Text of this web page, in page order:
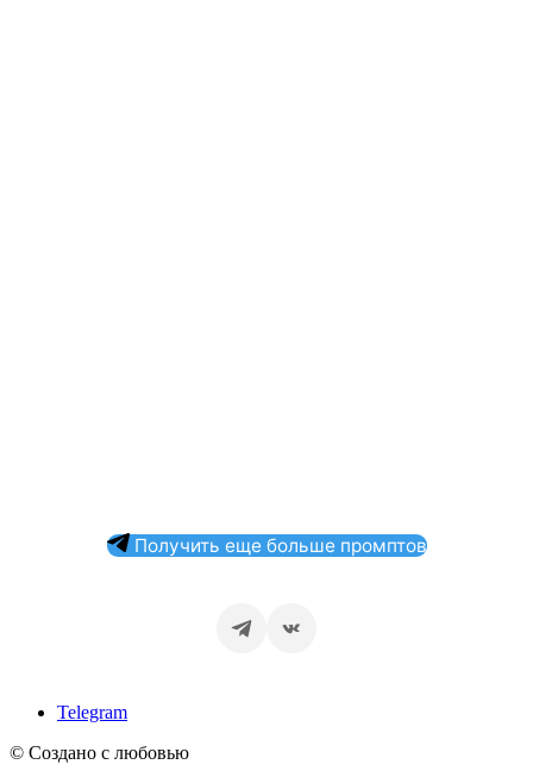
Получить еще больше промптов
Telegram
© Создано с любовью